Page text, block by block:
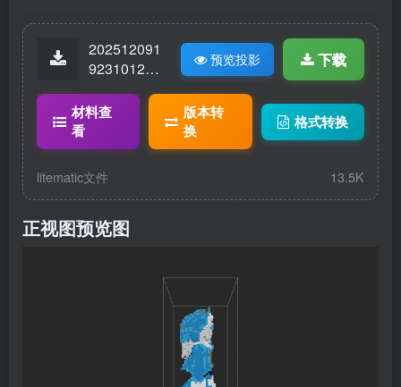
202512091
92310125-
ematic
预览投影 下载
材料查
看
版本转
换
格式转换
litematic文件 13.5K
正视图预览图